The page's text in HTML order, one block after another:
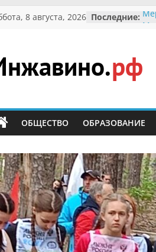
8 августа, 2026 Последние:
В
ОБЩЕСТВО ОБРАЗОВАНИЕ